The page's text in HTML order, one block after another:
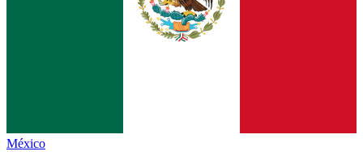
México